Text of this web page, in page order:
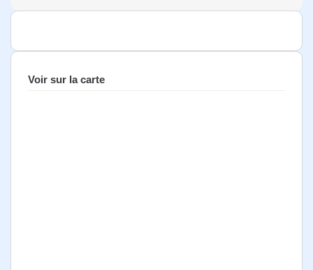
Voir sur la carte